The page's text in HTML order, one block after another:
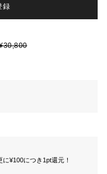
録
¥100につき1pt還元！